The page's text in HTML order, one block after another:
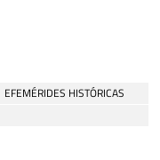
EFEMÉRIDES HISTÓRICAS